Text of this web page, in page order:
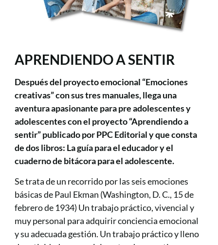
APRENDIENDO A SENTIR
Después del proyecto emocional “Emociones
creativas” con sus tres manuales, llega una
aventura apasionante para pre adolescentes y
adolescentes con el proyecto “Aprendiendo a
sentir” publicado por PPC Editorial y que consta
de dos libros: La guía para el educador y el
cuaderno de bitácora para el adolescente.
Se trata de un recorrido por las seis emociones
básicas de Paul Ekman (Washington, D. C., 15 de
febrero de 1934) Un trabajo práctico, vivencial y
muy personal para adquirir conciencia emocional
y su adecuada gestión. Un trabajo práctico y lleno